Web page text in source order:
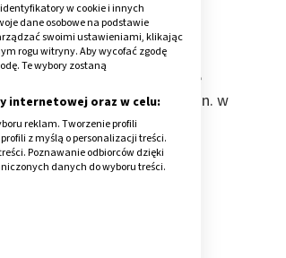
łączącą powierzchnie
w każdym stawie, czyli m.in. w
w cookie i innych
dane osobowe na podstawie
swoimi ustawieniami, klikając
rogu witryny. Aby wycofać zgodę
Te wybory zostaną
internetowej oraz w celu:
reklam. Tworzenie profili
z myślą o personalizacji treści.
Poznawanie odbiorców dzięki
danych do wyboru treści.